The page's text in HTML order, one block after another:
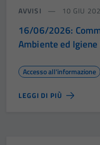
AVVISI 10 GIU
16/06/2026:
Ambiente ed Igiene
Accesso all'informazione
LEGGI DI PIÙ